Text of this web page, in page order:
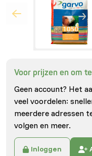
Voor prijzen en om
Geen account? Het
veel voordelen:
meerdere adressen
volgen en meer.
Inloggen